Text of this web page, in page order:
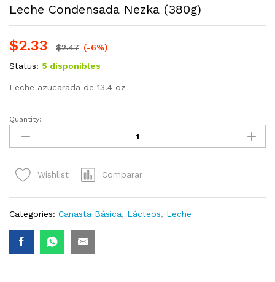
Leche Condensada Nezka (380g)
$2.33 $2.47 (-6%)
Status: 5 disponibles
Leche azucarada de 13.4 oz
Leche
Condensada
Nezka
quantity
Quantity:
Wishlist Comparar
Categories: Canasta Básica, Lácteos, Leche